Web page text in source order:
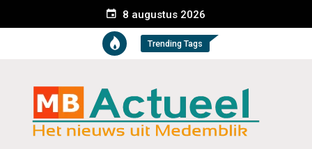
8 augustus 2026
Trending Tags